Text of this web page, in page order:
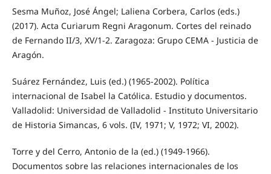
Sesma Muñoz, José Ángel; Laliena Corbera, Carlos (eds.)
(2017). Acta Curiarum Regni Aragonum. Cortes del reinado
de Fernando II/3, XV/1-2. Zaragoza: Grupo CEMA - Justicia de
Aragón.
Suárez Fernández, Luis (ed.) (1965-2002). Política
internacional de Isabel la Católica. Estudio y documentos.
Valladolid: Universidad de Valladolid - Instituto Universitario
de Historia Simancas, 6 vols. (IV, 1971; V, 1972; VI, 2002).
Torre y del Cerro, Antonio de la (ed.) (1949-1966).
Documentos sobre las relaciones internacionales de los